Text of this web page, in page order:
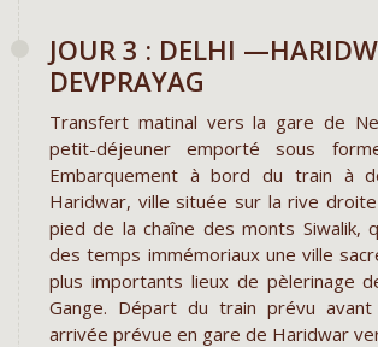
JOUR 3 : DELHI
DEVPRAYAG
Transfert matinal vers la gare de
petit-déjeuner emporté sous
Embarquement à bord du train à
Haridwar, ville située sur la rive
pied de la chaîne des monts Siwalik,
des temps immémoriaux une ville
plus importants lieux de pèlerinage
Gange. Départ du train prévu
arrivée prévue en gare de Haridwar